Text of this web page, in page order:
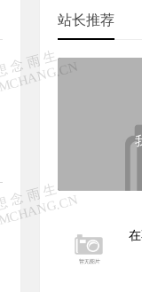
站长推荐